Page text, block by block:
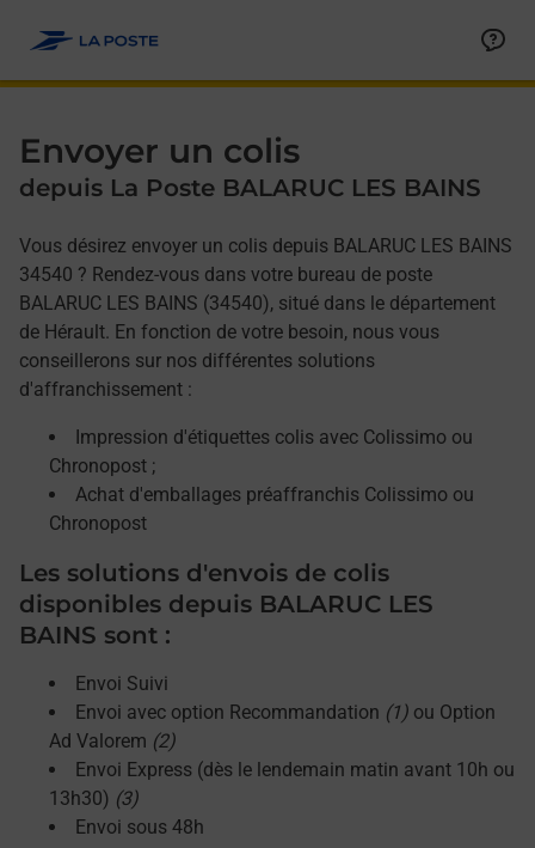
Envoyer un colis
depuis La Poste BALARUC LES BAINS
Vous désirez envoyer un colis depuis BALARUC LES BAINS
34540 ? Rendez-vous dans votre bureau de poste
BALARUC LES BAINS (34540), situé dans le département
de Hérault. En fonction de votre besoin, nous vous
conseillerons sur nos différentes solutions
d'affranchissement :
Impression d'étiquettes colis avec Colissimo ou
Chronopost ;
Achat d'emballages préaffranchis Colissimo ou
Chronopost
Les solutions d'envois de colis
disponibles depuis BALARUC LES
BAINS sont :
Envoi Suivi
Envoi avec option Recommandation (1) ou Option
Ad Valorem (2)
Envoi Express (dès le lendemain matin avant 10h ou
13h30) (3)
Envoi sous 48h